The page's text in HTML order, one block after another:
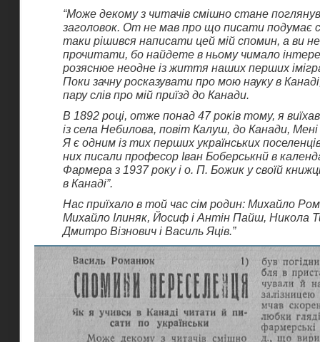
“Може декому з читачів смішно стане
заголовок. От не мав про що писати подумає
таки рішився написати цей мій спомин, а ви
прочитати, бо найдете в ньому чимало
розяснюе неодне із життя наших перших
Поки зачну росказувати про мою науку в
пару слів про мій приїзд до Канади.
В 1892 році, отже понад 47 років тому, я
із села Небилова, повіт Калуш, до Канади, Мені
Я є одним із тих перших українських
них писали професор Іван Боберськнй в
Фармера з 1937 року і о. П. Божик у своїй
в Канаді”.
Нас приїхало в той час сім родин: Михайло
Михайло Ілиняк, Йосиф і Антін Пайш, Никола
Дмитро Візнович і Василь Яців.”